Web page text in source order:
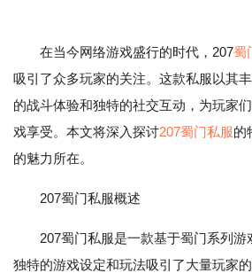
在当今网络游戏盛行的时代，207蜀
吸引了众多玩家的关注。这款私服以其
的战斗体验和独特的社交互动，为玩家
戏享受。本文将深入探讨207蜀门私服的
的魅力所在。
207蜀门私服概述
207蜀门私服是一款基于蜀门系列
独特的游戏设定和玩法吸引了大量玩家